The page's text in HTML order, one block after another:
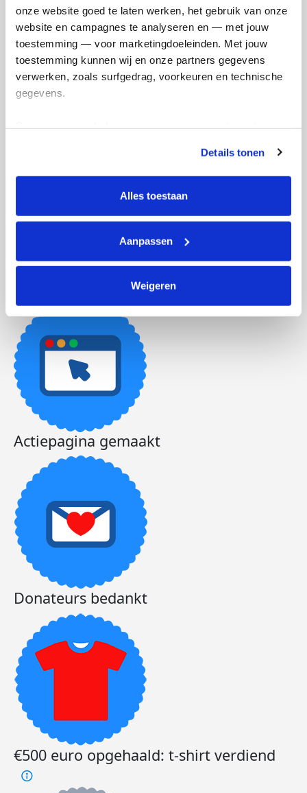
onze website goed te laten werken, het gebruik van onze
website en campagnes te analyseren en — met jouw
toestemming — voor marketingdoeleinden. Met jouw
toestemming kunnen wij en onze partners gegevens
verwerken, zoals surfgedrag, voorkeuren en technische
gegevens.
tonen. Je kunt je toestemming op elk moment wijzigen of
intrekken via Cookie instellingen onderaan de pagina. De
lijst met cookies is te vinden in het tabblad “details”.
Details tonen
Alles toestaan
Aanpassen
Weigeren
Ik wil bijdragen aan de transactiekosten
en betaal €0.75 extra.
Doneer nu
€2.484
Streefbedrag
€1.500
Badges
Actiepagina gemaakt
Donateurs bedankt
€500 euro opgehaald: t-shirt verdiend